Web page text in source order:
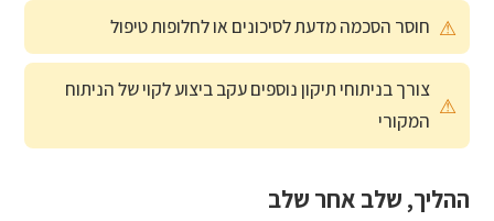
חוסר הסכמה מדעת לסיכונים או לחלופות טיפול
צורך בניתוחי תיקון נוספים עקב ביצוע לקוי של הניתוח
המקורי
ההליך, שלב אחר שלב